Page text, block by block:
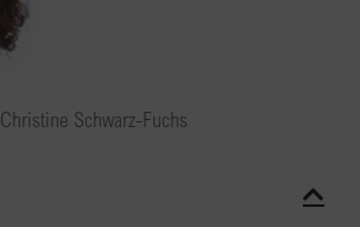
Christine Schwarz-Fuchs